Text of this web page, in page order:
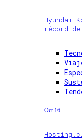
Hyundai
récord de
Oct 16